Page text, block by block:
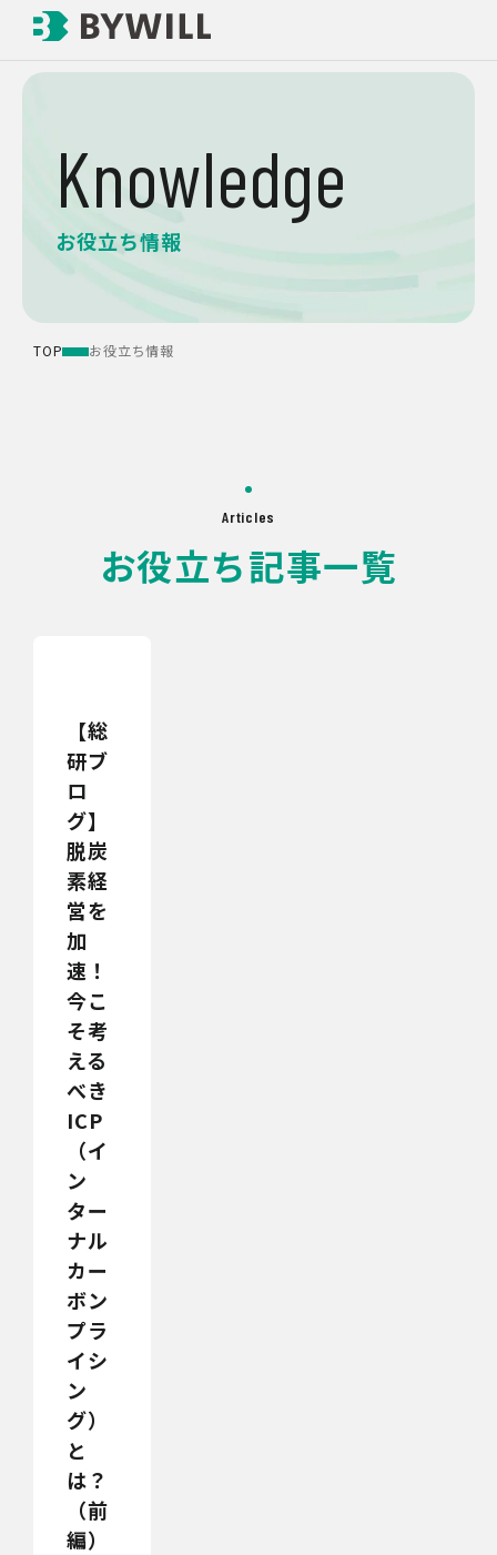
Knowledge
お役立ち情報
TOP お役立ち情報
Articles
お役立ち記事一覧
【総
研ブ
ロ
グ】
脱炭
素経
営を
加
速！
今こ
そ考
える
べき
ICP
（イ
ン
ター
ナル
カー
ボン
プラ
イシ
ン
グ）
と
は？
（前
編）